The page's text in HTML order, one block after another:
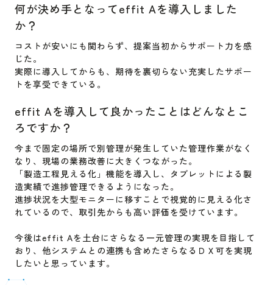
何が決め手となってeffit Aを導入しました
か？
コストが安いにも関わらず、提案当初からサポート力を感
じた。
実際に導入してからも、期待を裏切らない充実したサポー
トを享受できている。
effit Aを導入して良かったことはどんなとこ
ろですか？
今まで固定の場所で別管理が発生していた管理作業がなく
なり、現場の業務改善に大きくつながった。
「製造工程見える化」機能を導入し、タブレットによる製
造実績で進捗管理できるようになった。
進捗状況を大型モニターに移すことで視覚的に見える化さ
れているので、取引先からも高い評価を受けています。
今後はeffit Aを土台にさらなる一元管理の実現を目指して
おり、他システムとの連携も含めたさらなるＤＸ可を実現
したいと思っています。